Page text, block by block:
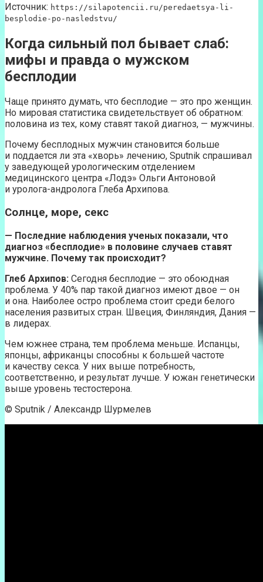
Источник: https://silapotencii.ru/peredaetsya-li-
besplodie-po-nasledstvu/
Когда сильный пол бывает слаб:
мифы и правда о мужском
бесплодии
Чаще принято думать, что бесплодие — это про женщин.
Но мировая статистика свидетельствует об обратном:
половина из тех, кому ставят такой диагноз, — мужчины.
Почему бесплодных мужчин становится больше
и поддается ли эта «хворь» лечению, Sputnik спрашивал
у заведующей урологическим отделением
медицинского центра «Лодэ» Ольги Антоновой
и уролога-андролога Глеба Архипова.
Солнце, море, секс
— Последние наблюдения ученых показали, что
диагноз «бесплодие» в половине случаев ставят
мужчине. Почему так происходит?
Глеб Архипов: Сегодня бесплодие — это обоюдная
проблема. У 40% пар такой диагноз имеют двое — он
и она. Наиболее остро проблема стоит среди белого
населения развитых стран. Швеция, Финляндия, Дания —
в лидерах.
Чем южнее страна, тем проблема меньше. Испанцы,
японцы, африканцы способны к большей частоте
и качеству секса. У них выше потребность,
соответственно, и результат лучше. У южан генетически
выше уровень тестостерона.
© Sputnik / Александр Шурмелев